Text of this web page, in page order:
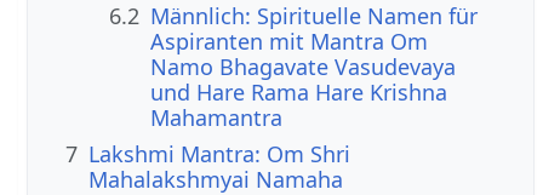
6.2 Männlich: Spirituelle Namen für
Aspiranten mit Mantra Om
Namo Bhagavate Vasudevaya
und Hare Rama Hare Krishna
Mahamantra
7 Lakshmi Mantra: Om Shri
Mahalakshmyai Namaha